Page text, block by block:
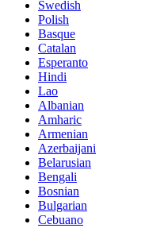
Swedish
Polish
Basque
Catalan
Esperanto
Hindi
Lao
Albanian
Amharic
Armenian
Azerbaijani
Belarusian
Bengali
Bosnian
Bulgarian
Cebuano